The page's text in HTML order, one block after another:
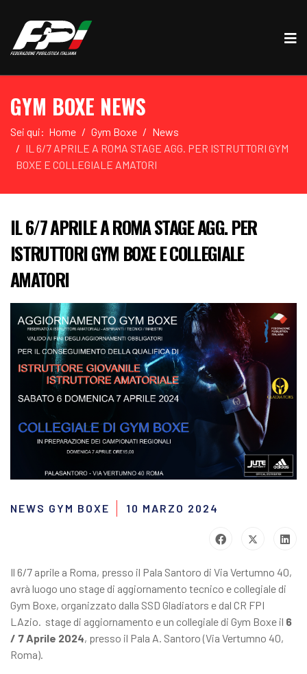
GYM BOXE NEWS
Sei qui: Home Gym Boxe
News
IL 6/7 APRILE A ROMA STAGE AGG. PER ISTRUTTORI GYM
BOXE E COLLEGIALE AMATORI
IL 6/7 APRILE A ROMA STAGE AGG. PER
ISTRUTTORI GYM BOXE E COLLEGIALE
AMATORI
NEWS GYM BOXE 10 MARZO 2024
Il 6/7 aprile a Roma, presso il Pala Santoro di Via Vertumno 40,
avrà luogo uno stage di aggiornamento tecnico e collegiale di
Gym Boxe, organizzato dalla SSD Gladiators e dal CR FPI
LAzio. stage di aggiornamento e un collegiale di Gym Boxe il 6
/ 7 Aprile 2024, presso il Pala A. Santoro (Via Vertumno 40,
Roma).